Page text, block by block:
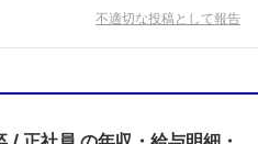
不適切な投稿として報告